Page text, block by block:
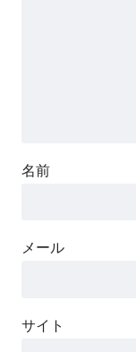
名前
メール
サイト